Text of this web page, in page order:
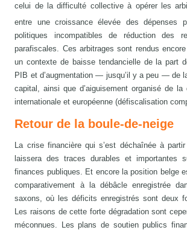
celui de la difficulté collective à opérer les
entre une croissance élevée des dépenses
politiques incompatibles de réduction des
parafiscales. Ces arbitrages sont rendus
un contexte de baisse tendancielle de la part
PIB et d’augmentation — jusqu’il y a peu — de
capital, ainsi que d’aiguisement organisé de la
internationale et européenne (défiscalisation
Retour de la boule-de-neige
La crise financière qui s’est déchaînée à partir
laissera des traces durables et importantes
finances publiques. Et encore la position belge
comparativement à la débâcle enregistrée
saxons, où les déficits enregistrés sont deux
Les raisons de cette forte dégradation sont
méconnues. Les plans de soutien publics